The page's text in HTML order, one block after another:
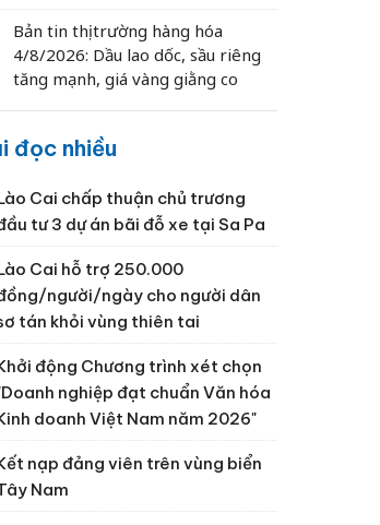
Bản tin thị trường hàng hóa
4/8/2026: Dầu lao dốc, sầu riêng
tăng mạnh, giá vàng giằng co
đọc nhiều
Cai chấp thuận chủ trương
tư 3 dự án bãi đỗ xe tại Sa Pa
Cai hỗ trợ 250.000
người/ngày cho người dân
tán khỏi vùng thiên tai
động Chương trình xét chọn
nghiệp đạt chuẩn Văn hóa
doanh Việt Nam năm 2026"
nạp đảng viên trên vùng biển
Nam